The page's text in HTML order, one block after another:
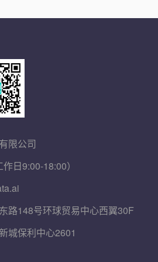
限公司
日9:00-18:00）
路148号环球贸易中心西翼30F
城保利中心2601